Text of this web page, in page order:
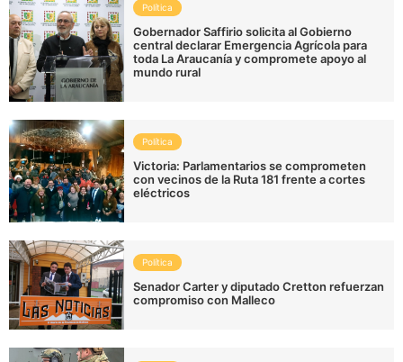
Política
Gobernador Saffirio solicita al Gobierno
central declarar Emergencia Agrícola para
toda La Araucanía y compromete apoyo al
mundo rural
Política
Victoria: Parlamentarios se comprometen
con vecinos de la Ruta 181 frente a cortes
eléctricos
Política
Senador Carter y diputado Cretton refuerzan
compromiso con Malleco